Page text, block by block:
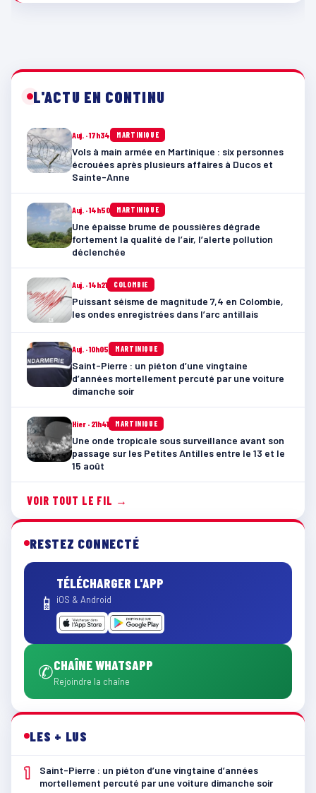
L'ACTU EN CONTINU
Auj. · 17h34 MARTINIQUE
Vols à main armée en Martinique : six personnes
écrouées après plusieurs affaires à Ducos et
Sainte-Anne
Auj. · 14h50 MARTINIQUE
Une épaisse brume de poussières dégrade
fortement la qualité de l’air, l’alerte pollution
déclenchée
Auj. · 14h21 COLOMBIE
Puissant séisme de magnitude 7,4 en Colombie,
les ondes enregistrées dans l’arc antillais
Auj. · 10h05 MARTINIQUE
Saint-Pierre : un piéton d’une vingtaine
d’années mortellement percuté par une voiture
dimanche soir
Hier · 21h41 MARTINIQUE
Une onde tropicale sous surveillance avant son
passage sur les Petites Antilles entre le 13 et le
15 août
VOIR TOUT LE FIL →
RESTEZ CONNECTÉ
📱
TÉLÉCHARGER L'APP
iOS & Android
✆CHAÎNE WHATSAPP
Rejoindre la chaîne
LES + LUS
1
Saint-Pierre : un piéton d’une vingtaine d’années
mortellement percuté par une voiture dimanche soir